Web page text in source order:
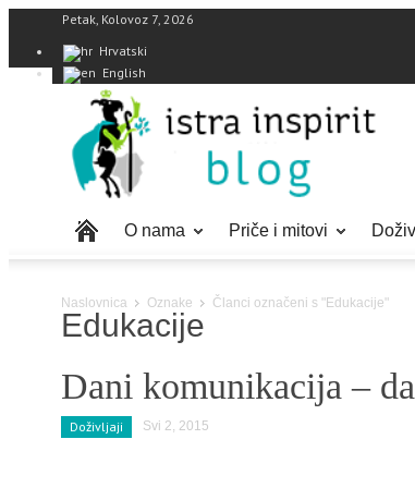
Petak, Kolovoz 7, 2026
Hrvatski
English
O nama Priče i mitovi
Naslovnica Oznake Članci označeni s "Edukacije"
Edukacije
Dani komunikacija –
Doživljaji Svi 2, 2015